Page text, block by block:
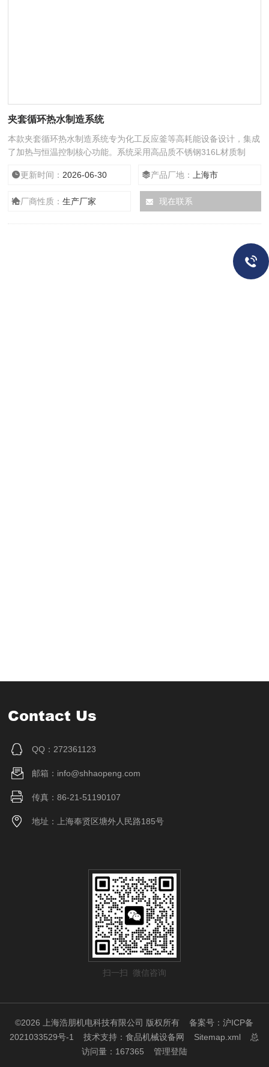
夹套循环热水制造系统
本款夹套循环热水制造系统专为化工反应釜等高耗能设备设计，集成
了加热与恒温控制核心功能。系统采用高品质不锈钢316L材质制
80℃的供水温度，流量可达3吨/小时，满足大容量夹套的供热需求。
紧凑的结构设计与自动化温控逻辑，使其成为理想的反应釜配套供热
解决方案。
更新时间： 2026-06-30 产品厂地： 上海市
厂商性质：生产厂家 现在联系
Contact Us
QQ：272361123
邮箱：info@shhaopeng.com
传真：86-21-51190107
地址：上海奉贤区塘外人民路185号
扫一扫 微信咨询
©2026 上海浩朋机电科技有限公司 版权所有备案号：沪ICP备
2021033529号-1
技术支持：食品机械设备网 Sitemap.xml 总
访问量：167365 管理登陆